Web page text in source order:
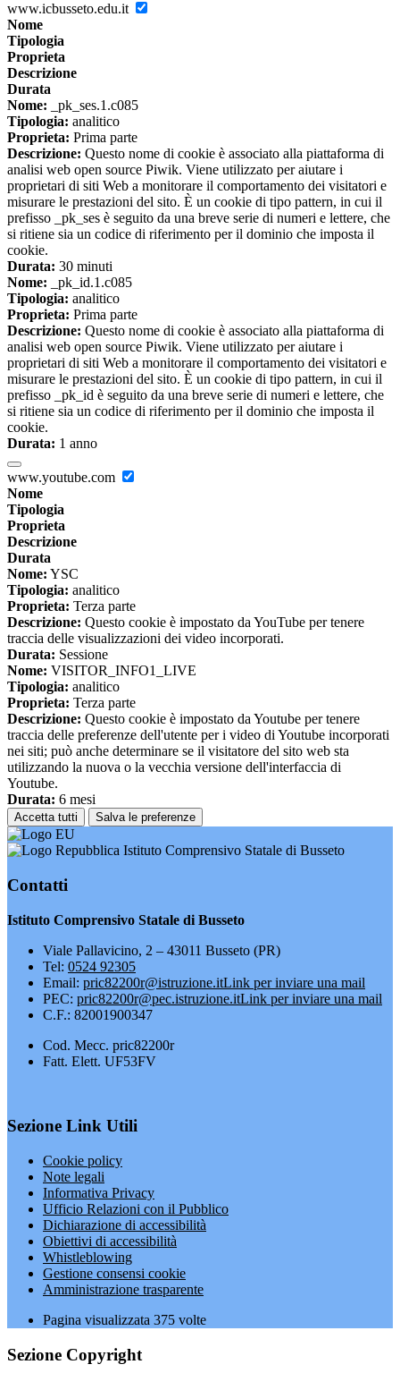
www.icbusseto.edu.it
Nome
Tipologia
Proprieta
Descrizione
Durata
Nome: _pk_ses.1.c085
Tipologia: analitico
Proprieta: Prima parte
Descrizione: Questo nome di cookie è associato alla piattaforma di
analisi web open source Piwik. Viene utilizzato per aiutare i
proprietari di siti Web a monitorare il comportamento dei visitatori e
misurare le prestazioni del sito. È un cookie di tipo pattern, in cui il
prefisso _pk_ses è seguito da una breve serie di numeri e lettere, che
si ritiene sia un codice di riferimento per il dominio che imposta il
cookie.
Durata: 30 minuti
Nome: _pk_id.1.c085
Tipologia: analitico
Proprieta: Prima parte
Descrizione: Questo nome di cookie è associato alla piattaforma di
analisi web open source Piwik. Viene utilizzato per aiutare i
proprietari di siti Web a monitorare il comportamento dei visitatori e
misurare le prestazioni del sito. È un cookie di tipo pattern, in cui il
prefisso _pk_id è seguito da una breve serie di numeri e lettere, che
si ritiene sia un codice di riferimento per il dominio che imposta il
cookie.
Durata: 1 anno
www.youtube.com
Nome
Tipologia
Proprieta
Descrizione
Durata
Nome: YSC
Tipologia: analitico
Proprieta: Terza parte
Descrizione: Questo cookie è impostato da YouTube per tenere
traccia delle visualizzazioni dei video incorporati.
Durata: Sessione
Nome: VISITOR_INFO1_LIVE
Tipologia: analitico
Proprieta: Terza parte
Descrizione: Questo cookie è impostato da Youtube per tenere
traccia delle preferenze dell'utente per i video di Youtube incorporati
nei siti; può anche determinare se il visitatore del sito web sta
utilizzando la nuova o la vecchia versione dell'interfaccia di
Youtube.
Durata: 6 mesi
Accetta tutti Salva le preferenze
Istituto Comprensivo Statale di Busseto
Contatti
Istituto Comprensivo Statale di Busseto
Viale Pallavicino, 2 – 43011 Busseto (PR)
Tel: 0524 92305
Email: pric82200r@istruzione.itLink per inviare una mail
PEC: pric82200r@pec.istruzione.itLink per inviare una mail
C.F.: 82001900347
Cod. Mecc. pric82200r
Fatt. Elett. UF53FV
Sezione Link Utili
Cookie policy
Note legali
Informativa Privacy
Ufficio Relazioni con il Pubblico
Dichiarazione di accessibilità
Obiettivi di accessibilità
Whistleblowing
Gestione consensi cookie
Amministrazione trasparente
Pagina visualizzata 375 volte
Sezione Copyright